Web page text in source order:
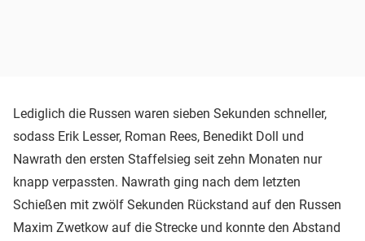
Lediglich die Russen waren sieben Sekunden schneller,
sodass Erik Lesser, Roman Rees, Benedikt Doll und
Nawrath den ersten Staffelsieg seit zehn Monaten nur
knapp verpassten. Nawrath ging nach dem letzten
Schießen mit zwölf Sekunden Rückstand auf den Russen
Maxim Zwetkow auf die Strecke und konnte den Abstand